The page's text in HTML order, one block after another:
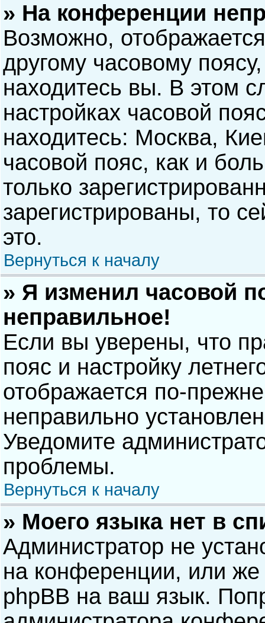
» На конференции
Возможно,
другому часовому
находитесь вы. В этом
настройках часовой
находитесь: Москва,
часовой пояс, как и
только
зарегистрированы, то
это.
Вернуться к началу
» Я изменил часовой
неправильное!
Если вы уверены, что
пояс и настройку
отображается по-
неправильно
Уведомите
проблемы.
Вернуться к началу
» Моего языка нет в
Администратор не
на конференции, или же
phpBB на ваш язык.